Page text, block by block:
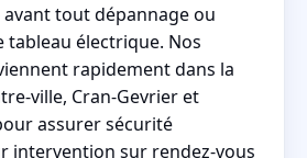
tout dépannage ou
tableau électrique. Nos
rapidement dans la
ville, Cran-Gevrier et
assurer sécurité
intervention sur rendez-vous